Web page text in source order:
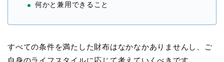
何かと兼用できること
すべての条件を満たした財布はなかなかありませんし、ご